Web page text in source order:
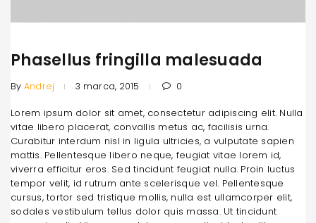
Phasellus fringilla malesuada
By Andrej 3 marca, 2015 0
Lorem ipsum dolor sit amet, consectetur adipiscing elit. Nulla
vitae libero placerat, convallis metus ac, facilisis urna.
Curabitur interdum nisl in ligula ultricies, a vulputate sapien
mattis. Pellentesque libero neque, feugiat vitae lorem id,
viverra efficitur eros. Sed tincidunt feugiat nulla. Proin luctus
tempor velit, id rutrum ante scelerisque vel. Pellentesque
cursus, tortor sed tristique mollis, nulla est ullamcorper elit,
sodales vestibulum tellus dolor quis massa. Ut tincidunt